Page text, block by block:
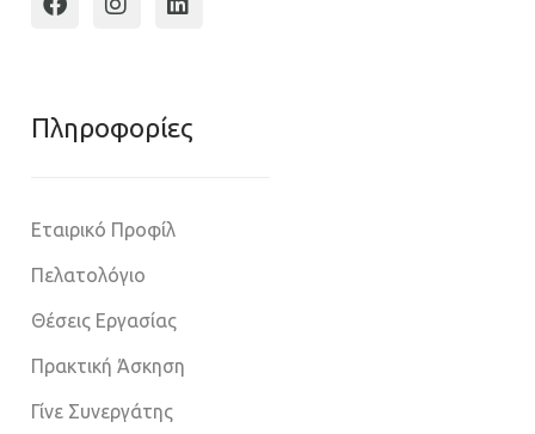
Πληροφoρίες
Εταιρικό Προφίλ
Πελατολόγιο
Θέσεις Εργασίας
Πρακτική Άσκηση
Γίνε Συνεργάτης